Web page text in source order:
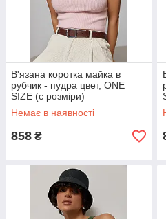
В'язана коротка майка в
рубчик - пудра цвет, ONE
SIZE (є розміри)
Немає в наявності
858 ₴